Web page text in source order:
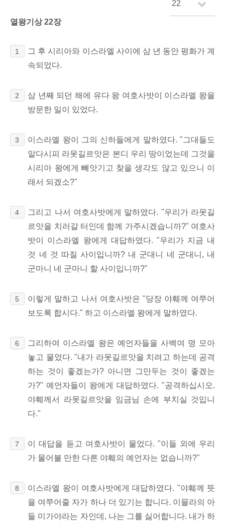
열왕기상 22장
1
그 후 시리아와 이스라엘 사이에 삼 년 동안 평화가 계
속되었다.
2
삼 년째 되던 해에 유다 왕 여호사밧이 이스라엘 왕을
방문한 일이 있었다.
3
이스라엘 왕이 그의 신하들에게 말하였다. "그대들도
알다시피 라못길르앗은 본디 우리 땅이었는데 그것을
시리아 왕에게 빼앗기고 찾을 생각도 않고 있으니 이
래서 되겠소?"
4
그리고 나서 여호사밧에게 말하였다. "우리가 라못길
르앗을 치러갈 터인데 함께 가주시겠습니까?" 여호사
밧이 이스라엘 왕에게 대답하였다. "우리가 지금 내
것 네 것 따질 사이입니까? 내 군대니 네 군대니, 내
군마니 네 군마니 할 사이입니까?"
5
이렇게 말하고 나서 여호사밧은 "당장 야훼께 여쭈어
보도록 합시다." 하고 이스라엘 왕에게 말하였다.
6
그리하여 이스라엘 왕은 예언자들을 사백여 명 모아
놓고 물었다. "내가 라못길르앗을 치려고 하는데 공격
하는 것이 좋겠는가? 아니면 그만두는 것이 좋겠는
가?" 예언자들이 왕에게 대답하였다. "공격하십시오.
야훼께서 라못길르앗을 임금님 손에 부치실 것입니
다."
7
이 대답을 듣고 여호사밧이 물었다. "이들 외에 우리
가 물어볼 만한 다른 야훼의 예언자는 없습니까?"
8
이스라엘 왕이 여호사밧에게 대답하였다. "야훼께 뜻
을 여쭈어줄 자가 하나 더 있기는 합니다. 이믈라의 아
들 미가야라는 자인데, 나는 그를 싫어합니다. 내가 하